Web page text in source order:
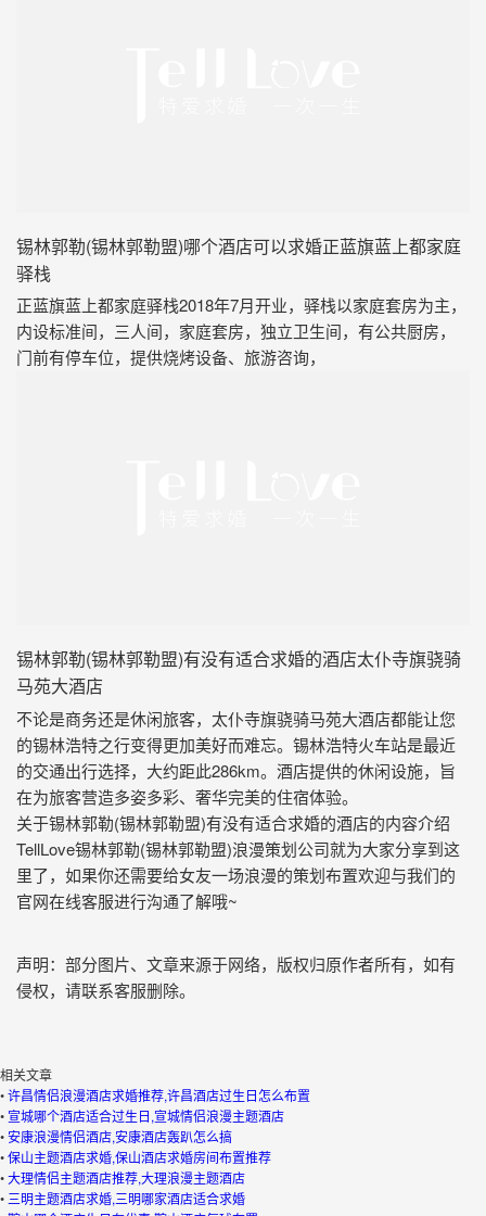
锡林郭勒(锡林郭勒盟)哪个酒店可以求婚正蓝旗蓝上都家庭
驿栈
正蓝旗蓝上都家庭驿栈2018年7月开业，驿栈以家庭套房为主，
内设标准间，三人间，家庭套房，独立卫生间，有公共厨房，
门前有停车位，提供烧烤设备、旅游咨询，
锡林郭勒(锡林郭勒盟)有没有适合求婚的酒店太仆寺旗骁骑
马苑大酒店
不论是商务还是休闲旅客，太仆寺旗骁骑马苑大酒店都能让您
的锡林浩特之行变得更加美好而难忘。锡林浩特火车站是最近
的交通出行选择，大约距此286km。酒店提供的休闲设施，旨
在为旅客营造多姿多彩、奢华完美的住宿体验。
关于锡林郭勒(锡林郭勒盟)有没有适合求婚的酒店的内容介绍
TellLove锡林郭勒(锡林郭勒盟)浪漫策划公司就为大家分享到这
里了，如果你还需要给女友一场浪漫的策划布置欢迎与我们的
官网在线客服进行沟通了解哦~
声明：部分图片、文章来源于网络，版权归原作者所有，如有
侵权，请联系客服删除。
相关文章
•许昌情侣浪漫酒店求婚推荐,许昌酒店过生日怎么布置
• 宣城哪个酒店适合过生日,宣城情侣浪漫主题酒店
•安康浪漫情侣酒店,安康酒店轰趴怎么搞
•保山主题酒店求婚,保山酒店求婚房间布置推荐
•大理情侣主题酒店推荐,大理浪漫主题酒店
• 三明主题酒店求婚,三明哪家酒店适合求婚